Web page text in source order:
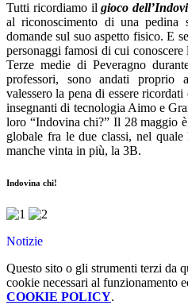
Tutti ricordiamo il gioco
al riconoscimento di una pedina
domande sul suo aspetto fisico. E
personaggi famosi di cui
Terze medie di Peveragno
professori, sono andati proprio
valessero la pena di essere
insegnanti di tecnologia Aimo e
loro “Indovina chi?” Il 28 maggio
globale fra le due classi, nel
manche vinta in più, la 3B.
Indovina chi!
Notizie
Questo sito o gli strumenti terzi da
cookie necessari al funzionamento
COOKIE POLICY.